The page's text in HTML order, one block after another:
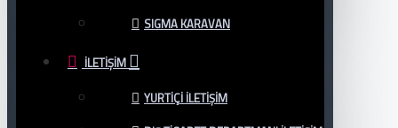
SIGMA KARAVAN
İLETIŞIM
YURTIÇI İLETIŞIM